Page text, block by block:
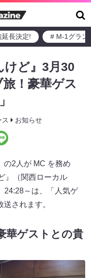
延長決定! # M-1グラン
けど』3月30
！豪華ゲス
ス お知らせ
の2人が MC を務め
』（関西ローカル
24:28～は、「人気ゲ
されます。
華ゲストとの貴